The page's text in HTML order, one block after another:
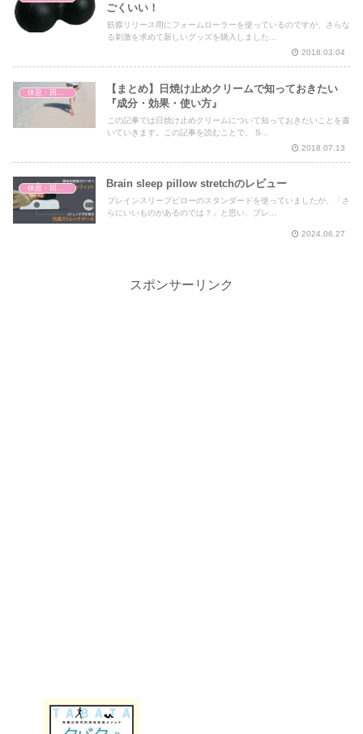
ごくいい！
筋膜リリース用にフォームローラーを使っているのですが、さらな
る刺激を求めて新しいグッズを購入しました...
2018.03.04
【まとめ】日焼け止めクリームで知っておきたい
『成分・効果・使い方』
この記事では日焼け止めクリームについて知っておきたいことを書
いていきます。この記事を読むことで、 S...
2018.07.13
Brain sleep pillow stretchのレビュー
ブレインスリープピローのスタンダードを使っていましたが、「さ
らにいいものがあるのでは？」と思い、ブレ...
2024.06.27
スポンサーリンク